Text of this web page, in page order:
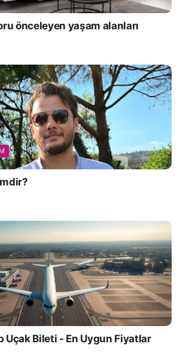
önceleyen yaşam alanları
Uçak Bileti - En Uygun Fiyatlar